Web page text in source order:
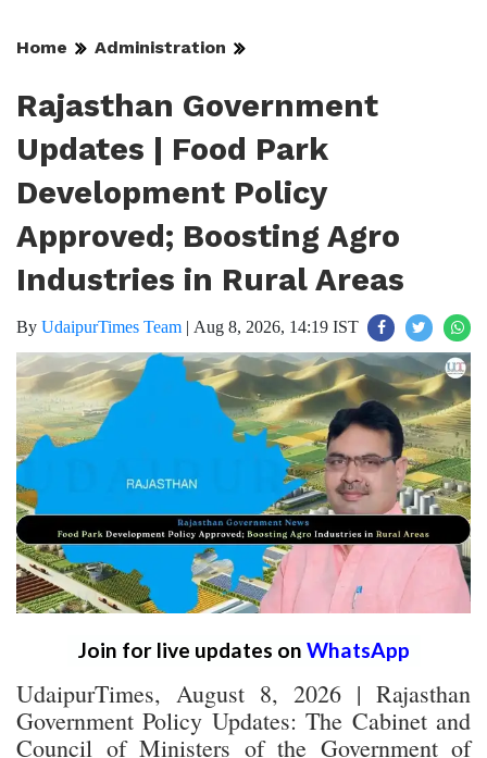
Home Administration
Rajasthan Government
Updates | Food Park
Development Policy
Approved; Boosting Agro
Industries in Rural Areas
By UdaipurTimes Team | Aug 8, 2026, 14:19 IST
Join for live updates on WhatsApp
UdaipurTimes, August 8, 2026 | Rajasthan
Government Policy Updates: The Cabinet and
Council of Ministers of the Government of